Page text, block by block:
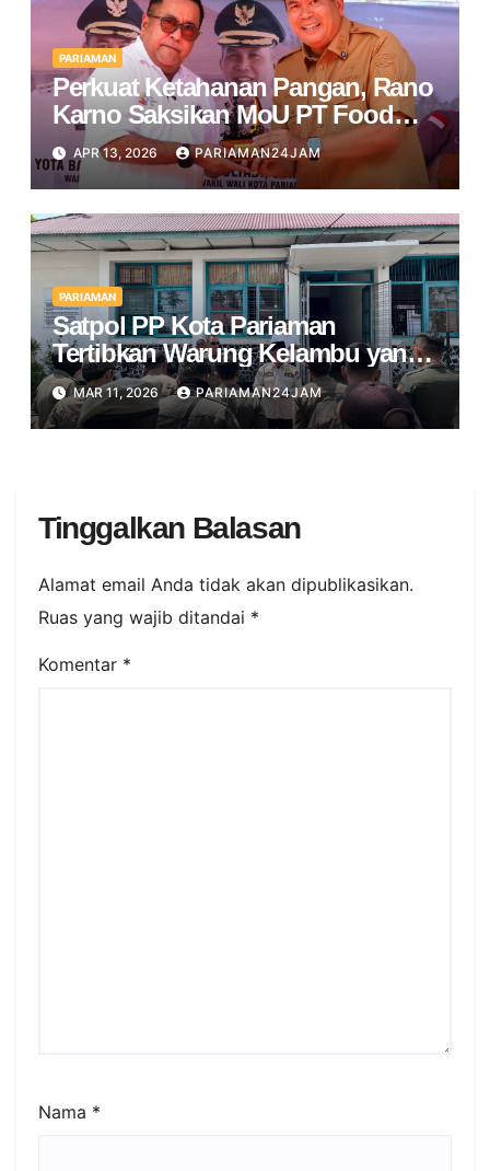
PARIAMAN
Perkuat Ketahanan Pangan, Rano
Karno Saksikan MoU PT Food
Station dan Pemko Pariaman
APR 13, 2026 PARIAMAN24JAM
PARIAMAN
Satpol PP Kota Pariaman
Tertibkan Warung Kelambu yang
Beroperasi di Bulan Ramadan
MAR 11, 2026 PARIAMAN24JAM
Tinggalkan Balasan
Alamat email Anda tidak akan dipublikasikan.
Ruas yang wajib ditandai *
Komentar *
Nama *